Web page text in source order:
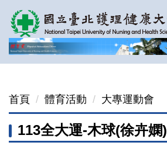
跳
到
主
要
區
首頁 體育活動 大專運動會
113全大運-木球(徐卉嫻)